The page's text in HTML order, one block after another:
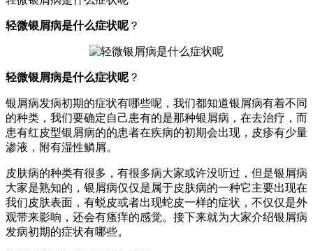
轻微银屑病是什么症状呢？
轻微银屑病是什么症状呢？
银屑病发病初期的症状有哪些呢，我们都知道银屑病有着不同
的种类，我们要确定自己患有的是那种银屑病，在去治疗，而
患有红皮型银屑病的的患者在疾病的初期会出现，皮疹有少量
渗液，附有湿性鳞屑。
皮肤病的种类有很多，有很多病大家或许没听过，但是银屑病
大家是熟知的，银屑病仅仅是属于皮肤病的一种它主要出现在
我们皮肤表面，有蜕皮或者出现蛇皮一样的症状，不仅仅是外
观带来影响，还会有瘙痒的感觉。接下来就为大家介绍银屑病
发病初期的症状有哪些。